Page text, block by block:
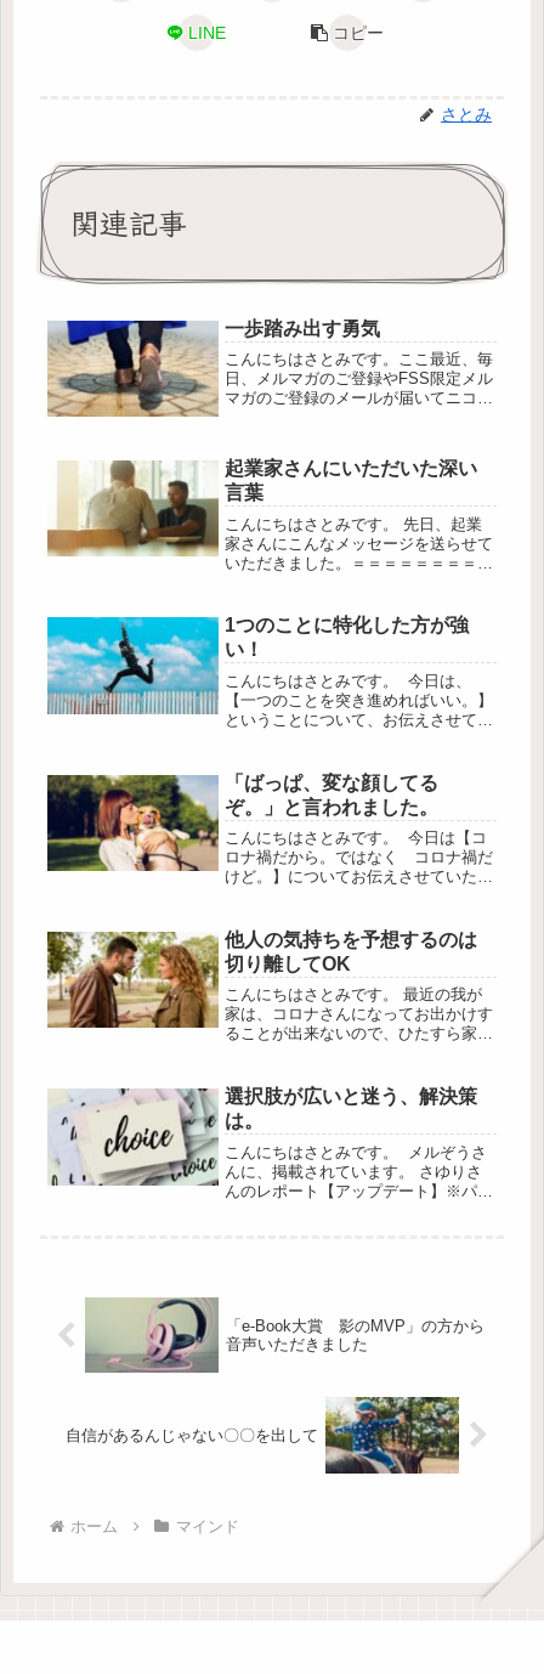
LINE コピー
さとみ
関連記事
一歩踏み出す勇気
こんにちはさとみです。ここ最近、毎
日、メルマガのご登録やFSS限定メル
マガのご登録のメールが届いてニコニ
います♪↓ 応援いただけましたら嬉し
いです(^▽^)/↓ 私...
起業家さんにいただいた深い
言葉
こんにちはさとみです。 先日、起業
家さんにこんなメッセージを送らせて
いただきました。＝＝＝＝＝＝＝＝＝
ってね。 このメッセージにお返事を
いただきました。 信じて頑張るって
ね...
1つのことに特化した方が強
い！
こんにちはさとみです。 今日は、
【一つのことを突き進めればいい。】
ということについて、お伝えさせてい
した。当時、「初心者の私なんて。」
「何もないのに、情報発信していい
の？...
「ばっぱ、変な顔してる
ぞ。」と言われました。
こんにちはさとみです。 今日は【コ
ロナ禍だから。ではなく コロナ禍だ
けど。】についてお伝えさせていただ
悔いの残らないようにしたい。 で
ね、先生に私の気持ちが届いたらし
く、...
他人の気持ちを予想するのは
切り離してOK
こんにちはさとみです。 最近の我が
家は、コロナさんになってお出かけす
ることが出来ないので、ひたすら家に
るので、なんだか気持ちに余裕がある
のかあまり怒りません。 普段のお...
選択肢が広いと迷う、解決策
は。
こんにちはさとみです。 メルぞうさ
んに、掲載されています。 さゆりさ
んのレポート【アップデート】※パソ
「e-Book大賞 影のMVP」の方から
音声いただきました
自信があるんじゃない〇〇を出して
ホーム マインド